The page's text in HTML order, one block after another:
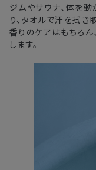
ジムやサウナ、体を動
り、タオルで汗を拭き
香りのケアはもちろ
します。